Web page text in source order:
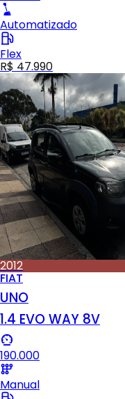
Automatizado
Flex
R$ 47.990
2012
FIAT
UNO
1.4 EVO WAY 8V
190.000
Manual